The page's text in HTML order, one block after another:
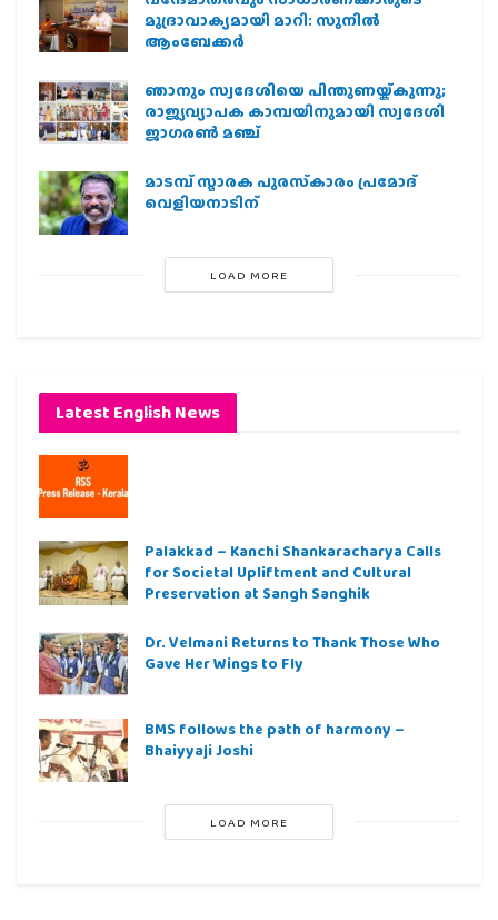
മുദ്രാവാക്യമായി മാറി: സുനിൽ
ആംബേക്കർ
ഞാനും സ്വദേശിയെ പിന്തുണയ്ക്കുന്നു;
രാജ്യവ്യാപക കാമ്പയിനുമായി സ്വദേശി
ജാഗരണ്‍ മഞ്ച്
മാടമ്പ് സ്മാരക പുരസ്‌കാരം പ്രമോദ്
വെളിയനാടിന്
LOAD MORE
Latest English News
Palakkad – Kanchi Shankaracharya Calls
for Societal Upliftment and Cultural
Preservation at Sangh Sanghik
Dr. Velmani Returns to Thank Those Who
Gave Her Wings to Fly
BMS follows the path of harmony –
Bhaiyyaji Joshi
LOAD MORE